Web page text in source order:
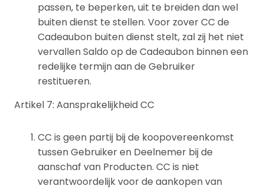
passen, te beperken, uit te breiden dan wel
buiten dienst te stellen. Voor zover CC de
Cadeaubon buiten dienst stelt, zal zij het niet
vervallen Saldo op de Cadeaubon binnen een
redelijke termijn aan de Gebruiker
restitueren.
Artikel 7: Aansprakelijkheid CC
CC is geen partij bij de koopovereenkomst
tussen Gebruiker en Deelnemer bij de
aanschaf van Producten. CC is niet
verantwoordelijk voor de aankopen van